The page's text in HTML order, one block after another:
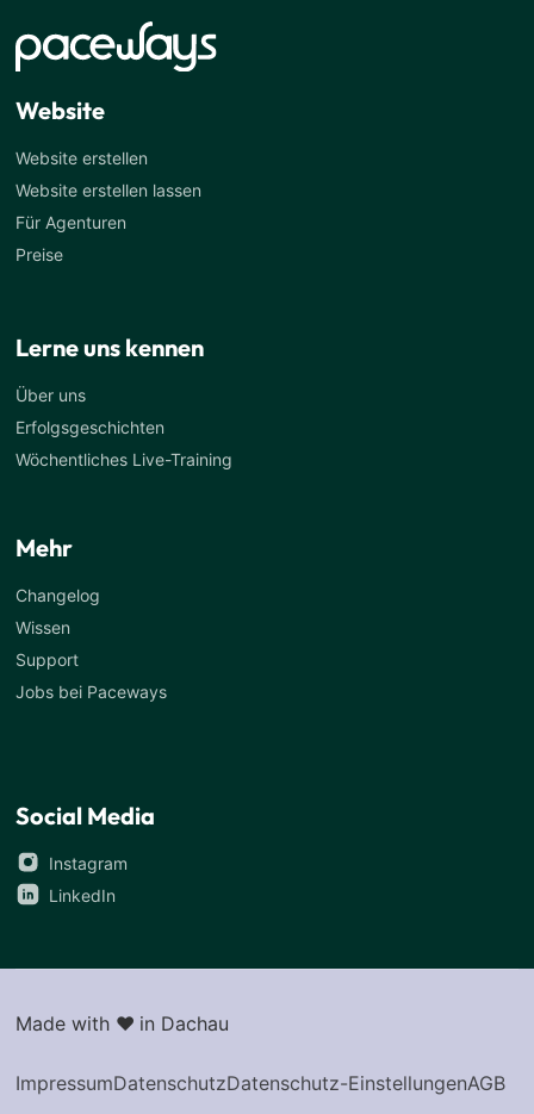
Website
Website erstellen
Website erstellen lassen
Für Agenturen
Preise
Lerne uns kennen
Über uns
Erfolgsgeschichten
Wöchentliches Live-Training
Mehr
Changelog
Wissen
Support
Jobs bei Paceways
Social Media
Instagram
LinkedIn
Made with ♥ in Dachau
ImpressumDatenschutzDatenschutz-EinstellungenAGB